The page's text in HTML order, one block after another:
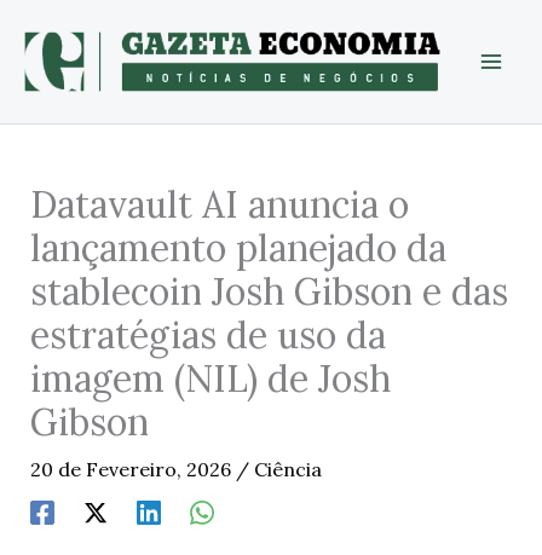
content
Datavault AI anuncia o
lançamento planejado da
stablecoin Josh Gibson e das
estratégias de uso da
imagem (NIL) de Josh
Gibson
20 de Fevereiro, 2026 / Ciência